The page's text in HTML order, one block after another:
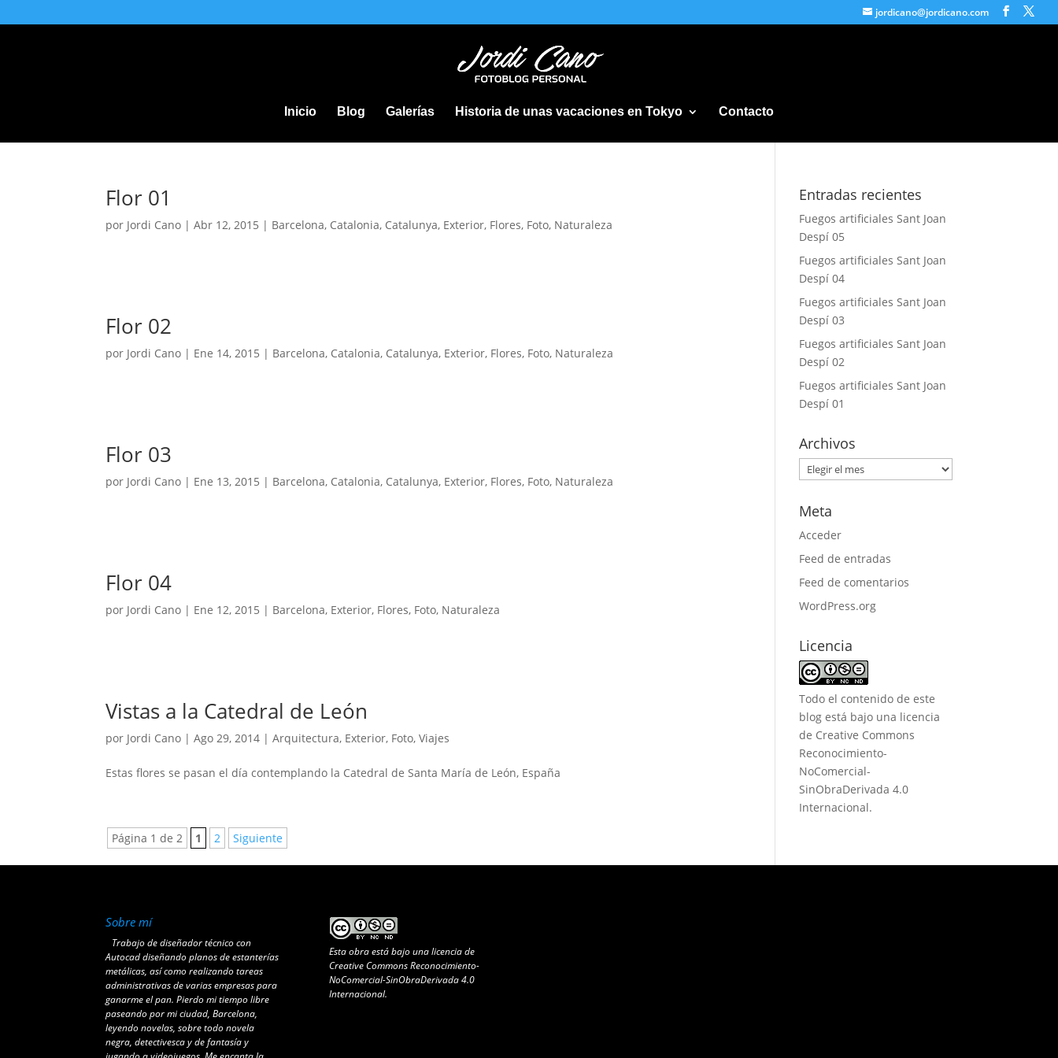
jordicano@jordicano.com
Inicio Blog Galerías Historia de unas vacaciones en Tokyo Contacto
Flor 01
por Jordi Cano |Abr 12, 2015 | Barcelona, Catalonia, Catalunya, Exterior, Flores, Foto, Naturaleza
Flor 02
por Jordi Cano | Ene 14, 2015 | Barcelona, Catalonia, Catalunya, Exterior, Flores, Foto, Naturaleza
Flor 03
por Jordi Cano | Ene 13, 2015 | Barcelona, Catalonia, Catalunya, Exterior, Flores, Foto, Naturaleza
Flor 04
por Jordi Cano | Ene 12, 2015 | Barcelona, Exterior, Flores, Foto, Naturaleza
Vistas a la Catedral de León
por Jordi Cano |Ago 29, 2014 |Arquitectura, Exterior, Foto,Viajes
Estas flores se pasan el día contemplando la Catedral de Santa María de León, España
Página 1 de 2 1 2 Siguiente
Entradas recientes
Fuegos artificiales Sant Joan
Despí 05
Fuegos artificiales Sant Joan
Despí 04
Fuegos artificiales Sant Joan
Despí 03
Fuegos artificiales Sant Joan
Despí 02
Fuegos artificiales Sant Joan
Despí 01
Archivos
Archivos
Meta
Acceder
Feed de entradas
Feed de comentarios
WordPress.org
Licencia
Todo el contenido de este
blog está bajo una licencia
de Creative Commons
Reconocimiento-
NoComercial-
SinObraDerivada 4.0
Internacional.
Sobre mí
Trabajo de diseñador técnico con
Autocad diseñando planos de estanterías
metálicas, así como realizando tareas
administrativas de varias empresas para
ganarme el pan. Pierdo mi tiempo libre
paseando por mi ciudad, Barcelona,
leyendo novelas, sobre todo novela
negra, detectivesca y de fantasía y
Esta obra está bajo unalicencia de
Creative Commons Reconocimiento-
NoComercial-SinObraDerivada 4.0
Internacional.